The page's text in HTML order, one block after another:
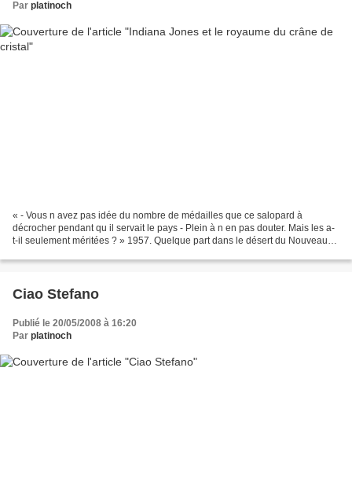
Par platinoch
« - Vous n avez pas idée du nombre de médailles que ce salopard à
décrocher pendant qu il servait le pays - Plein à n en pas douter. Mais les a-
t-il seulement méritées ? » 1957. Quelque part dans le désert du Nouveau-
Ciao Stefano
Publié le 20/05/2008 à 16:20
Par platinoch